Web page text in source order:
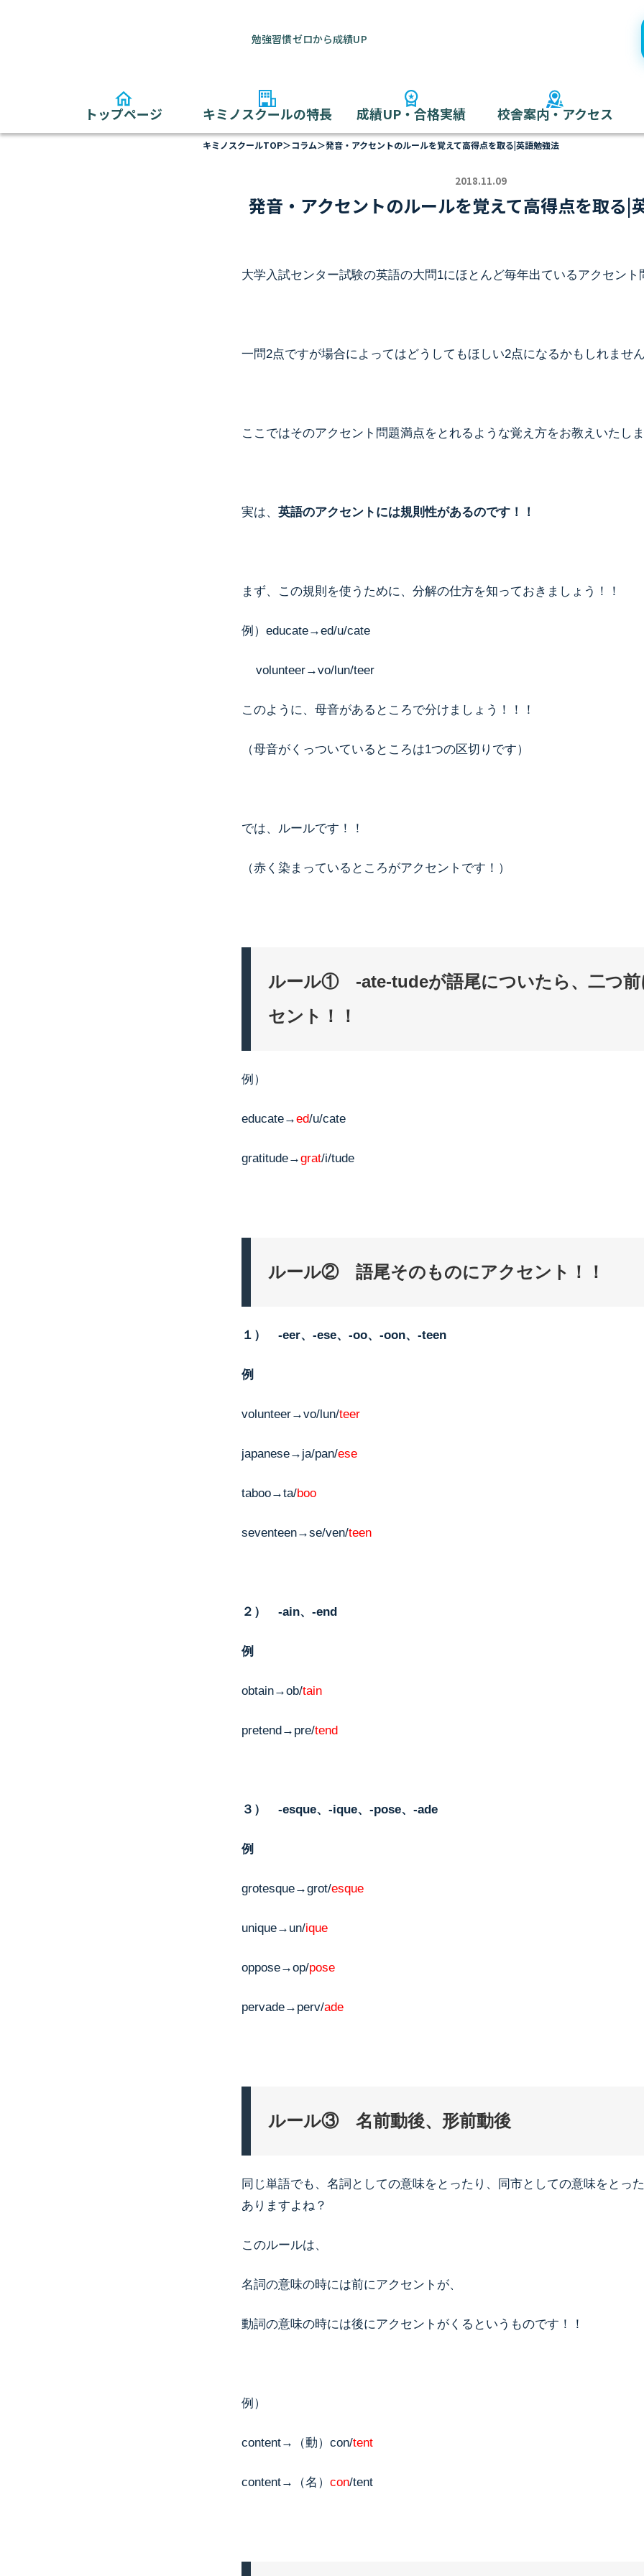
勉強習慣ゼロから成績UP
トップページ キミノスクールの特長 成績UP・合格実績 校舎案内・アクセス
キミノスクールTOP＞コラム＞発音・アクセントのルールを覚えて高得点を取る|英語勉強法
2018.11.09
発音・アクセントのルールを覚えて高得点を取る|
大学入試センター試験の英語の大問1にほとんど毎年出ているアクセント
一問2点ですが場合によってはどうしてもほしい2点になるかもしれませ
ここではそのアクセント問題満点をとれるような覚え方をお教えいたし
実は、 英語のアクセントには規則性があるのです！！
まず、この規則を使うために、分解の仕方を知っておきましょう！！
例）educate→ed/u/cate
volunteer→vo/lun/teer
このように、母音があるところで分けましょう！！！
（母音がくっついているところは1つの区切りです）
では、ルールです！！
（赤く染まっているところがアクセントです！）
ルール① -ate-tudeが語尾についたら、二つ前
セント！！
例）
educate→ed/u/cate
gratitude→grat/i/tude
ルール② 語尾そのものにアクセント！！
１） -eer、-ese、-oo、-oon、-teen
例
volunteer→vo/lun/teer
japanese→ja/pan/ese
taboo→ta/boo
seventeen→se/ven/teen
２） -ain、-end
例
obtain→ob/tain
pretend→pre/tend
３） -esque、-ique、-pose、-ade
例
grotesque→grot/esque
unique→un/ique
oppose→op/pose
pervade→perv/ade
ルール③ 名前動後、形前動後
同じ単語でも、名詞としての意味をとったり、同市としての意味をとっ
ありますよね？
このルールは、
名詞の意味の時には前にアクセントが、
動詞の意味の時には後にアクセントがくるというものです！！
例）
content→（動）con/tent
content→（名） con/tent